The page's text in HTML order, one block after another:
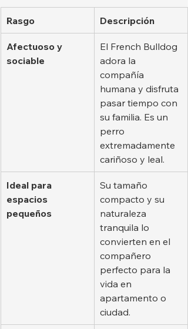
Rasgo Descripción
Afectuoso y
sociable
El French Bulldog
adora la
compañía
humana y disfruta
pasar tiempo con
su familia. Es un
perro
extremadamente
cariñoso y leal.
Ideal para
espacios
pequeños
Su tamaño
compacto y su
naturaleza
tranquila lo
convierten en el
compañero
perfecto para la
vida en
apartamento o
ciudad.